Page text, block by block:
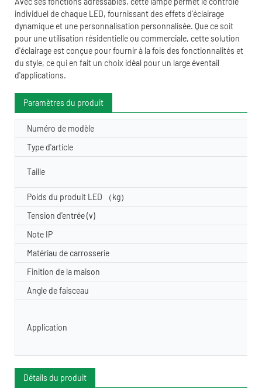
individuel de chaque LED, fournissant des effets d'éclairage
dynamique et une personnalisation personnalisée. Que ce soit
pour une utilisation résidentielle ou commerciale, cette solution
d'éclairage est conçue pour fournir à la fois des fonctionnalités et
du style, ce qui en fait un choix idéal pour un large éventail
d'applications.
Paramètres du produit
Numéro de modèle
Type d'article
Taille
Poids du produit LED （kg）
Tension d'entrée (v)
Note IP
Matériau de carrosserie
Finition de la maison
Angle de faisceau
Application
Détails du produit